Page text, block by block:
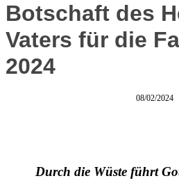
Botschaft des
Vaters für die
2024
08/02/2024
Durch die Wüste führt